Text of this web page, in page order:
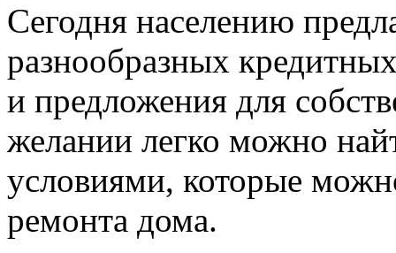
Сегодня населению
разнообразных
и предложения для
желании легко можно
условиями, которые
ремонта дома.